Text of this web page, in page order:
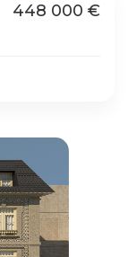
448 000 €